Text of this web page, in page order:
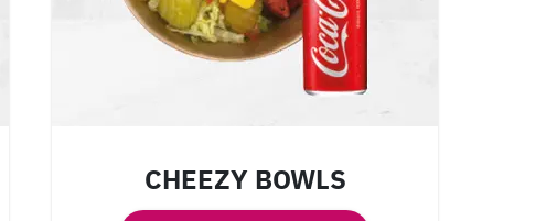
CHEEZY BOWLS